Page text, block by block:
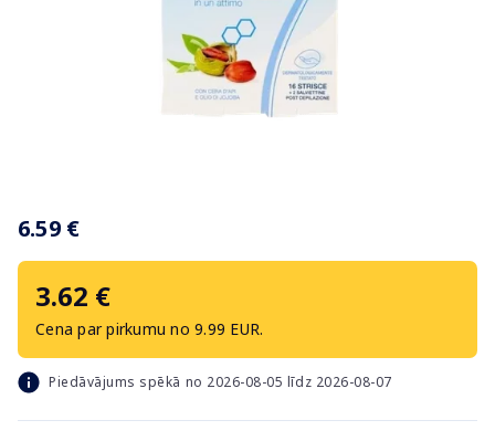
6.59 €
3.62 €
Cena par pirkumu no 9.99 EUR.
Piedāvājums spēkā no 2026-08-05 līdz 2026-08-07